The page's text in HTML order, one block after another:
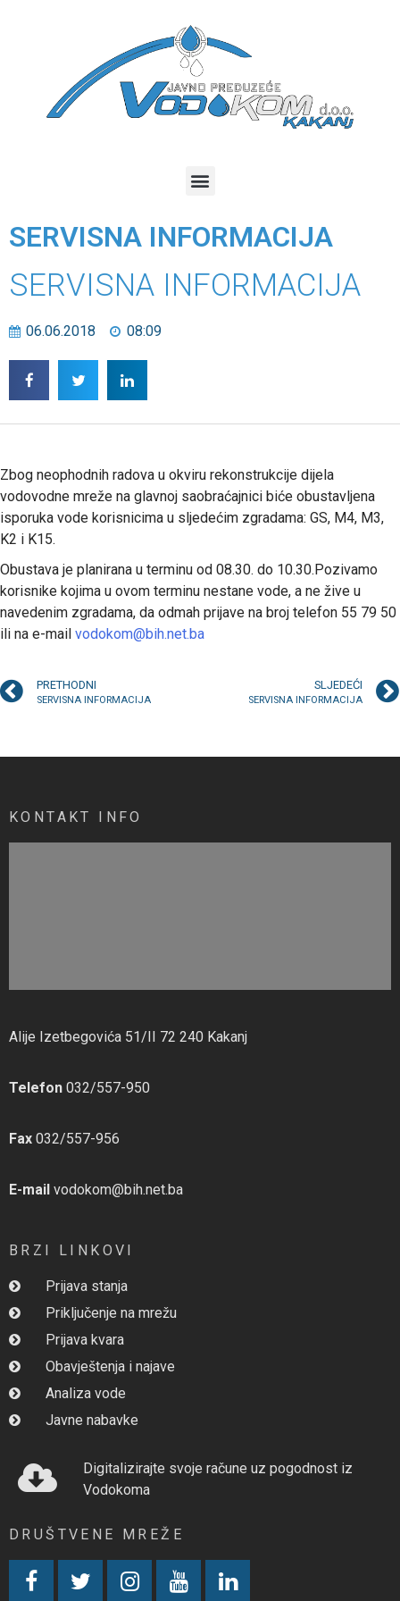
SERVISNA INFORMACIJA
SERVISNA INFORMACIJA
06.06.2018 08:09
Zbog neophodnih radova u okviru rekonstrukcije dijela
vodovodne mreže na glavnoj saobraćajnici biće obustavljena
isporuka vode korisnicima u sljedećim zgradama: GS, M4, M3,
K2 i K15.
Obustava je planirana u terminu od 08.30. do 10.30.Pozivamo
korisnike kojima u ovom terminu nestane vode, a ne žive u
navedenim zgradama, da odmah prijave na broj telefon 55 79 50
ili na e-mail vodokom@bih.net.ba
PRETHODNI
SERVISNA INFORMACIJA
SLJEDEĆI
SERVISNA INFORMACIJA
KONTAKT INFO
Alije Izetbegovića 51/II 72 240 Kakanj
Telefon 032/557-950
Fax 032/557-956
E-mail vodokom@bih.net.ba
BRZI LINKOVI
Prijava stanja
Priključenje na mrežu
Prijava kvara
Obavještenja i najave
Analiza vode
Javne nabavke
Digitalizirajte svoje račune uz pogodnost iz
Vodokoma
DRUŠTVENE MREŽE